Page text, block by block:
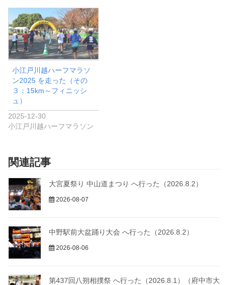
小江戸川越ハーフマラソ
ン2025 を走った（その
３：15km～フィニッシ
ュ）
2025-12-30
小江戸川越ハーフマラソン
関連記事
大宮夏祭り 中山道まつり へ行った（2026.8.2）
2026-08-07
中野駅前大盆踊り大会 へ行った（2026.8.2）
2026-08-06
第437回八朔相撲祭 へ行った（2026.8.1）（府中市大